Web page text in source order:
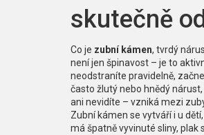
skutečně
Co je zubní kámen, tvrdý
není jen špinavost – je to
neodstraníte pravidelně,
často žlutý nebo hnědý
ani nevidíte – vzniká mezi
Zubní kámen se vytváří i u
má špatně vyvinuté sliny, plak